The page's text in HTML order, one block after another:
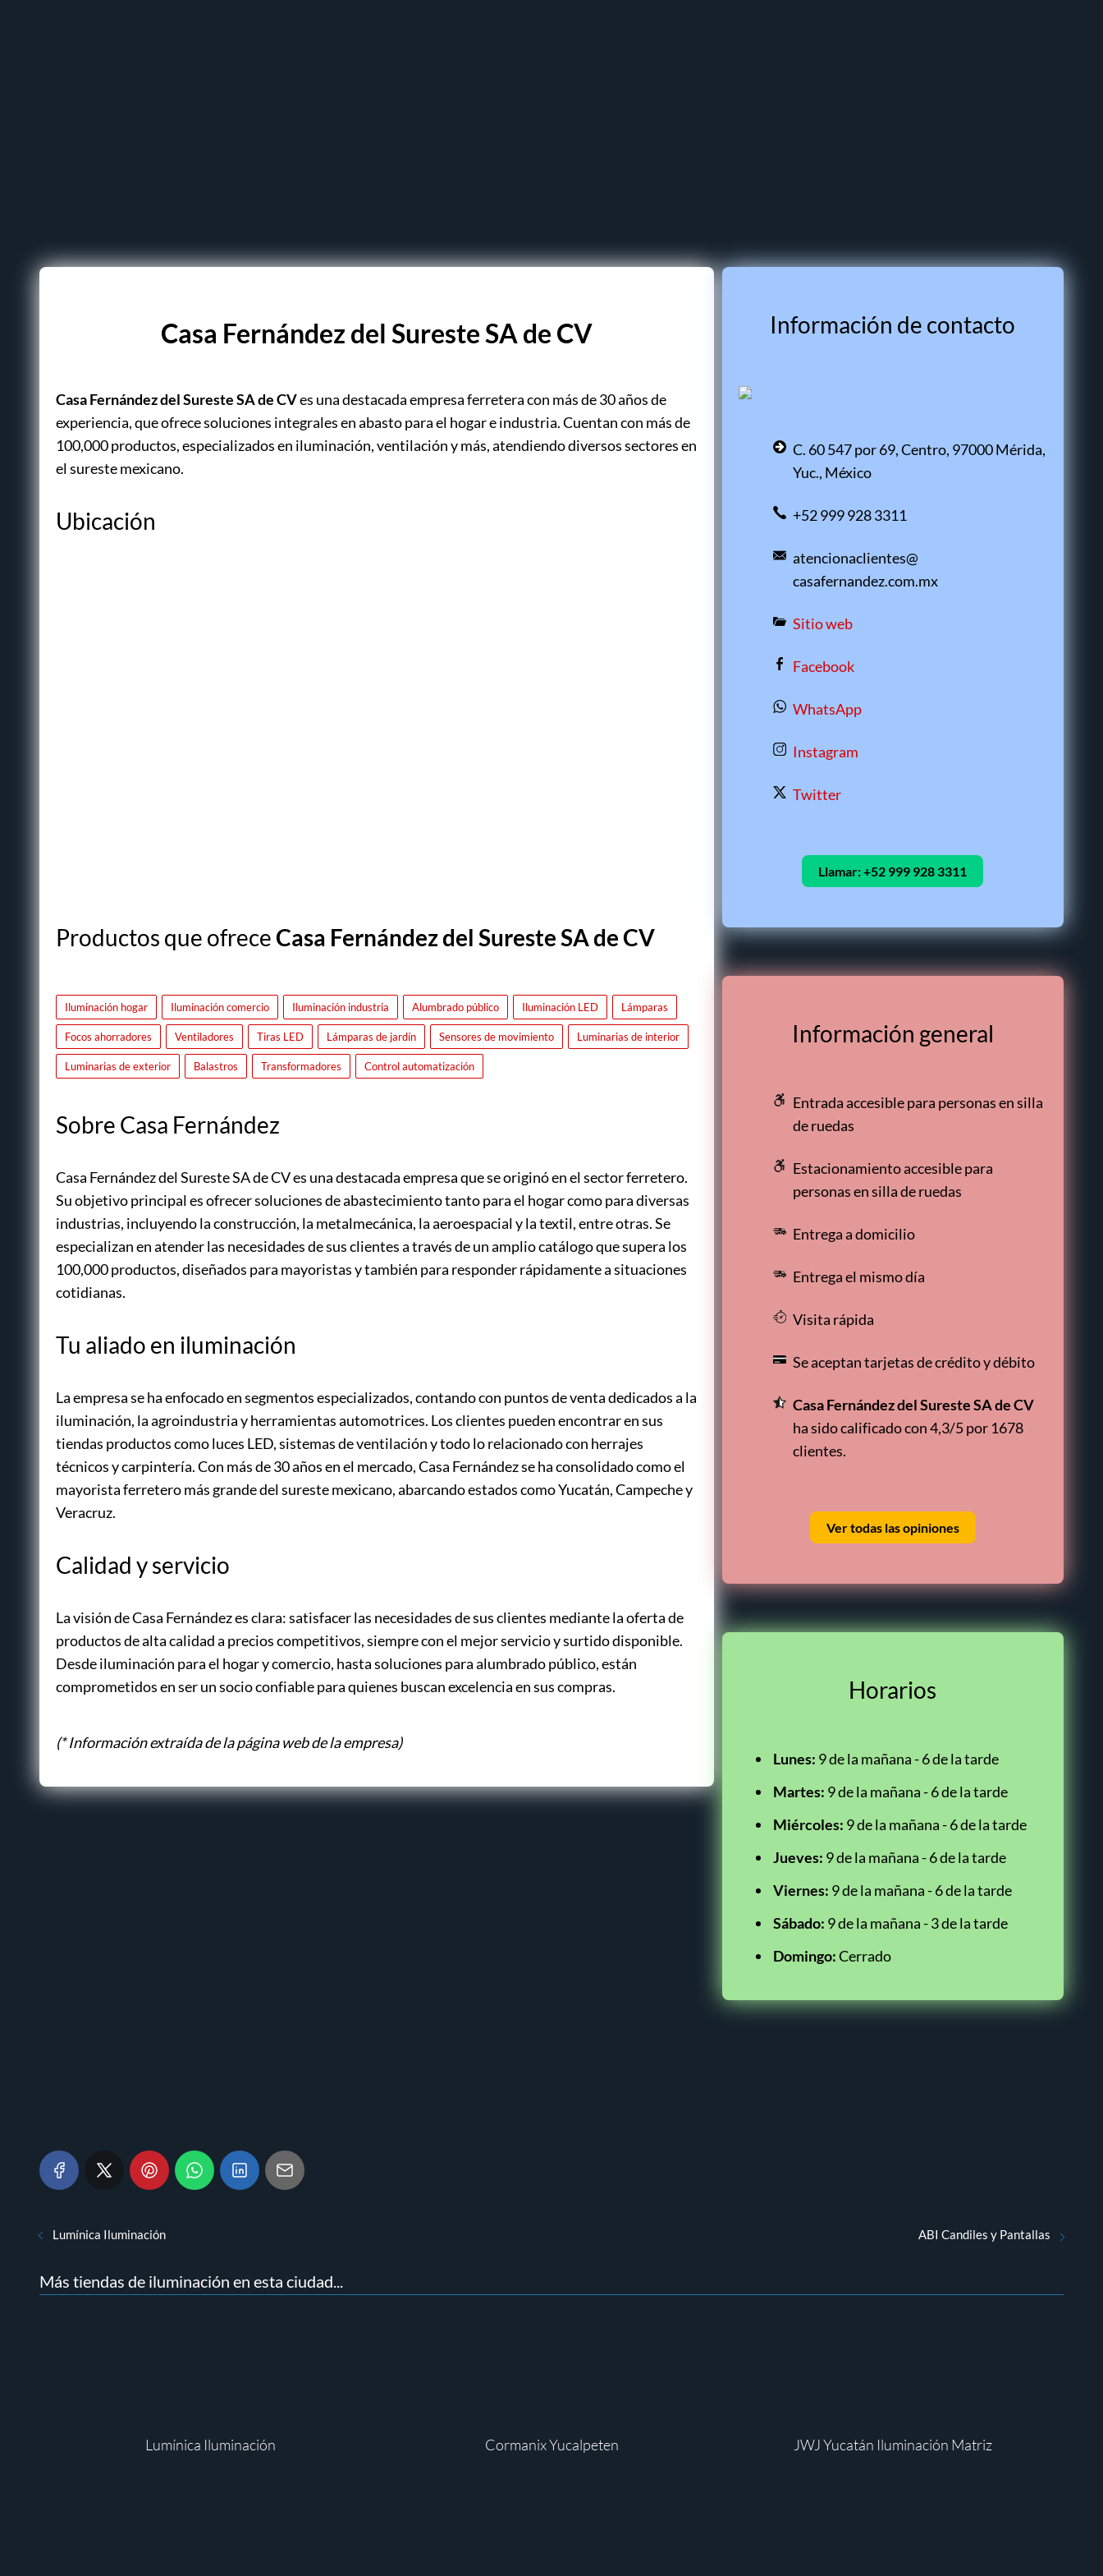
Casa Fernández del Sureste SA de CV
Casa Fernández del Sureste SA de CVes una destacada empresa ferretera con más de 30 años de
experiencia, que ofrece soluciones integrales en abasto para el hogar e industria. Cuentan con más de
100,000 productos, especializados en iluminación, ventilación y más, atendiendo diversos sectores en
el sureste mexicano.
Ubicación
Productos que ofreceCasa Fernández del Sureste SA de CV
Iluminación hogar Iluminación comercio Iluminación industria Alumbrado público Iluminación LED Lámparas
Focos ahorradores Ventiladores Tiras LED Lámparas de jardín Sensores de movimiento Luminarias de interior
Luminarias de exterior Balastros Transformadores Control automatización
Sobre Casa Fernández
Casa Fernández del Sureste SA de CV es una destacada empresa que se originó en el sector ferretero.
Su objetivo principal es ofrecer soluciones de abastecimiento tanto para el hogar como para diversas
industrias, incluyendo la construcción, la metalmecánica, la aeroespacial y la textil, entre otras. Se
especializan en atender las necesidades de sus clientes a través de un amplio catálogo que supera los
100,000 productos, diseñados para mayoristas y también para responder rápidamente a situaciones
cotidianas.
Tu aliado en iluminación
La empresa se ha enfocado en segmentos especializados, contando con puntos de venta dedicados a la
iluminación, la agroindustria y herramientas automotrices. Los clientes pueden encontrar en sus
tiendas productos como luces LED, sistemas de ventilación y todo lo relacionado con herrajes
técnicos y carpintería. Con más de 30 años en el mercado, Casa Fernández se ha consolidado como el
mayorista ferretero más grande del sureste mexicano, abarcando estados como Yucatán, Campeche y
Veracruz.
Calidad y servicio
La visión de Casa Fernández es clara: satisfacer las necesidades de sus clientes mediante la oferta de
productos de alta calidad a precios competitivos, siempre con el mejor servicio y surtido disponible.
Desde iluminación para el hogar y comercio, hasta soluciones para alumbrado público, están
comprometidos en ser un socio confiable para quienes buscan excelencia en sus compras.
(* Información extraída de la página web de la empresa)
Información de contacto
C. 60 547 por 69, Centro, 97000 Mérida,
Yuc., México
+52 999 928 3311
atencionaclientes@
casafernandez.com.mx
Sitio web
Facebook
WhatsApp
Instagram
Twitter
Llamar:+52 999 928 3311
Información general
Entrada accesible para personas en silla
de ruedas
Estacionamiento accesible para
personas en silla de ruedas
Entrega a domicilio
Entrega el mismo día
Visita rápida
Se aceptan tarjetas de crédito y débito
Casa Fernández del Sureste SA de CV
ha sido calificado con 4,3/5 por 1678
clientes.
Ver todas las opiniones
Horarios
Lunes: 9 de la mañana - 6 de la tarde
Martes: 9 de la mañana - 6 de la tarde
Miércoles: 9 de la mañana - 6 de la tarde
Jueves: 9 de la mañana - 6 de la tarde
Viernes: 9 de la mañana - 6 de la tarde
Sábado: 9 de la mañana - 3 de la tarde
Domingo:Cerrado
Lumínica Iluminación ABI Candiles y Pantallas
Más tiendas de iluminación en esta ciudad...
Lumínica Iluminación Cormanix Yucalpeten JWJ Yucatán Iluminación Matriz